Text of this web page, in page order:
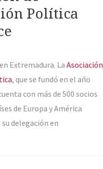
Política
Extremadura. La Asociación
, que se fundó en el año
con más de 500 socios
de Europa y América
delegación en